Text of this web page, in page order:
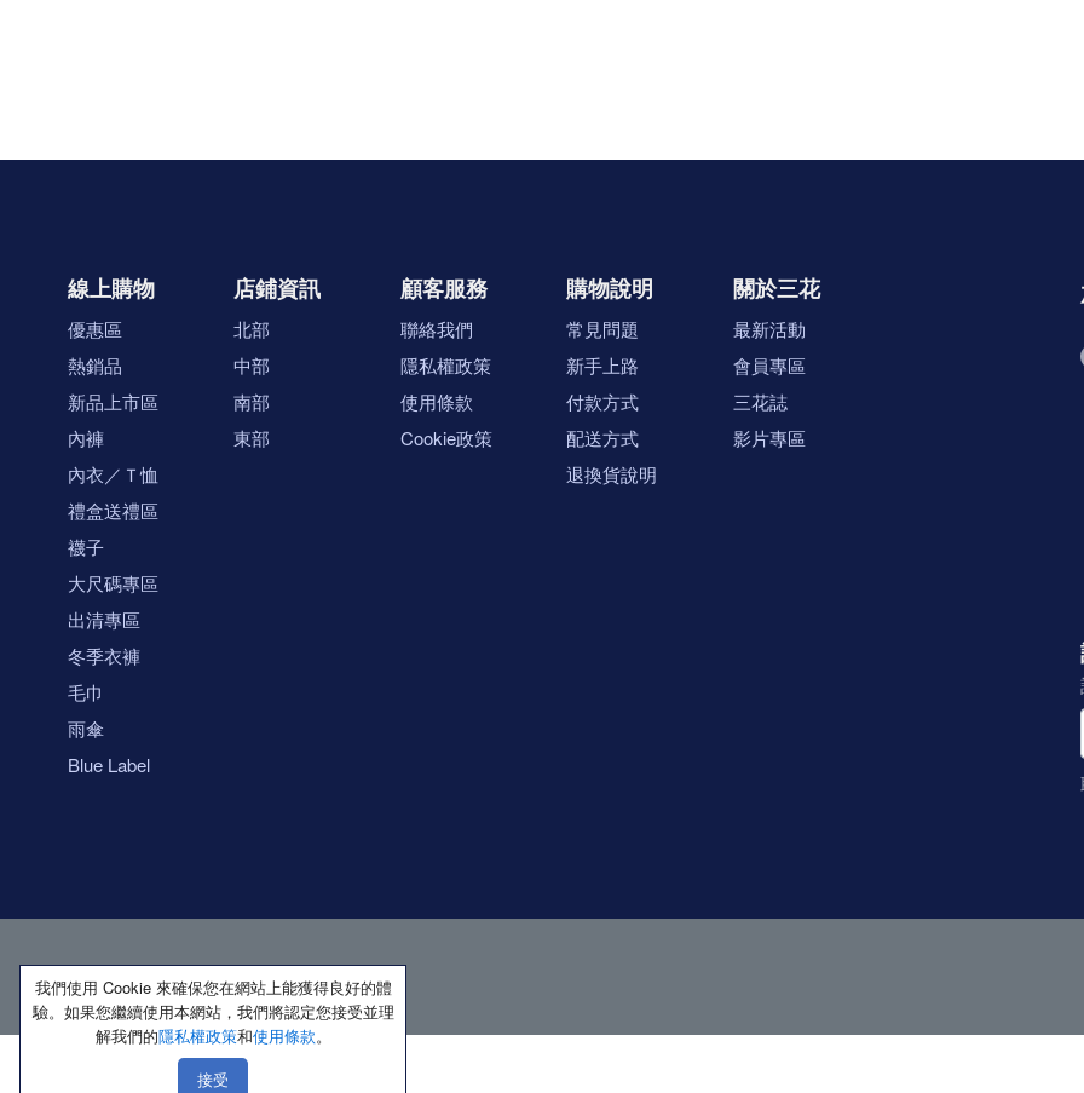
線上購物
優惠區
熱銷品
新品上市區
內褲
內衣／Ｔ恤
禮盒送禮區
襪子
大尺碼專區
出清專區
冬季衣褲
毛巾
雨傘
Blue Label
店鋪資訊
北部
中部
南部
東部
顧客服務
聯絡我們
隱私權政策
使用條款
Cookie政策
購物說明
常見問題
新手上路
付款方式
配送方式
退換貨說明
關於三花
最新活動
會員專區
三花誌
影片專區
著作權所有 保留一切權利
我們使用 Cookie 來確保您在網站上能獲得良好的體
驗。如果您繼續使用本網站，我們將認定您接受並理
解我們的隱私權政策和使用條款。
接受